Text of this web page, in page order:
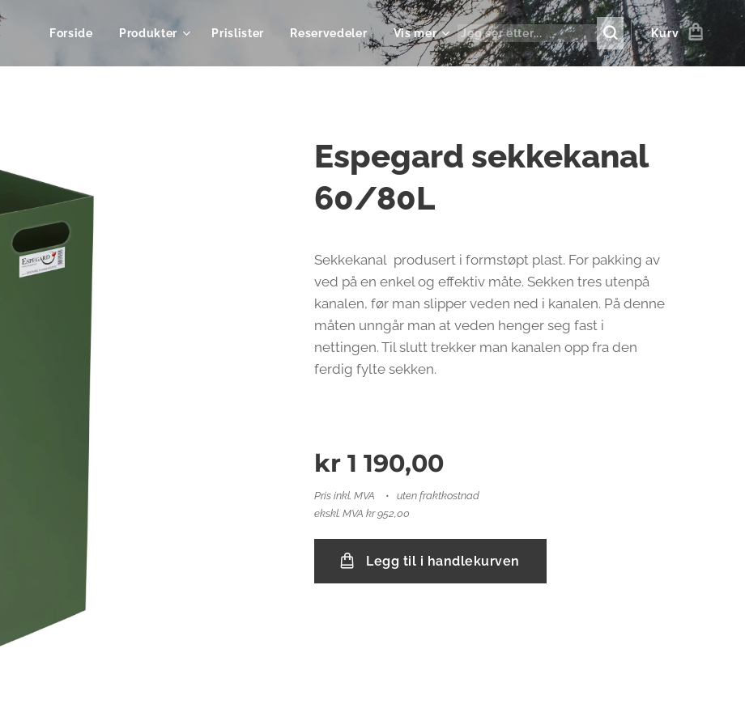
Forside Produkter Prislister Reservedeler Vis mer Kurv
Espegard sekkekanal
60/80L
Sekkekanal produsert i formstøpt plast. For pakking av
ved på en enkel og effektiv måte. Sekken tres utenpå
kanalen, før man slipper veden ned i kanalen. På denne
måten unngår man at veden henger seg fast i
nettingen. Til slutt trekker man kanalen opp fra den
ferdig fylte sekken.
kr 1 190,00
Pris inkl. MVA
uten fraktkostnad
ekskl. MVA kr 952,00
Legg til i handlekurven